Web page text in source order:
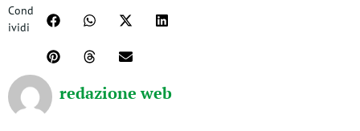
Cond
ividi
redazione web